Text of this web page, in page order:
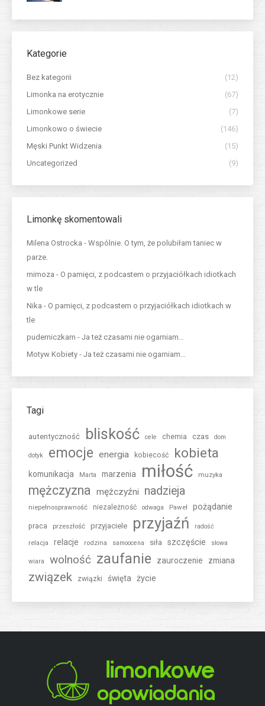
Kategorie
Bez kategorii
(12)
Limonka na erotycznie
(67)
Limonkowe serie
(7)
Limonkowo o świecie
(146)
Męski Punkt Widzenia
(15)
Uncategorized
(9)
Limonkę skomentowali
Milena Ostrocka - Wspólnie. O tym, że polubiłam taniec w
parze.
mimoza - O pamięci, z podcastem o przyjaciółkach idiotkach
w tle
Nika - O pamięci, z podcastem o przyjaciółkach idiotkach w
tle
puderniczkam - Ja też czasami nie ogarniam…
Motyw Kobiety - Ja też czasami nie ogarniam…
Tagi
autentyczność bliskość cele chemia czas dom
dotyk emocje energia kobiecość kobieta
komunikacja Marta marzenia miłość muzyka
mężczyzna mężczyźni nadzieja
niepełnosprawność niezależność odwaga Paweł pożądanie
praca przeszłość przyjaciele przyjaźń radość
relacja relacje rodzina samoocena siła szczęście słowa
wiara wolność zaufanie zauroczenie zmiana
związek związki święta życie